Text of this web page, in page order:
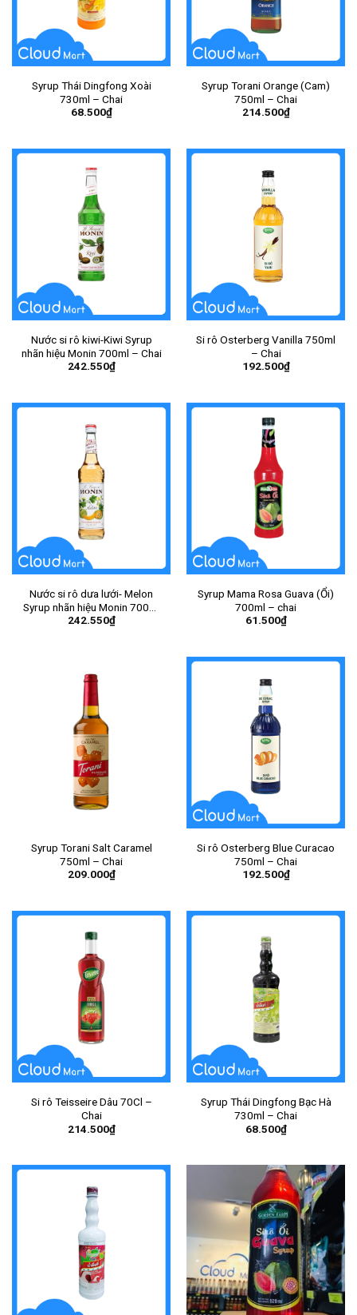
Syrup Thái Dingfong Xoài
730ml – Chai
68.500₫
Syrup Torani Orange (Cam)
750ml – Chai
214.500₫
Nước si rô kiwi-Kiwi Syrup
nhãn hiệu Monin 700ml – Chai
242.550₫
Si rô Osterberg Vanilla 750ml
– Chai
192.500₫
Nước si rô dưa lưới- Melon
Syrup nhãn hiệu Monin 700ml
– Chai
242.550₫
Syrup Mama Rosa Guava (Ổi)
700ml – chai
61.500₫
Syrup Torani Salt Caramel
750ml – Chai
209.000₫
Si rô Osterberg Blue Curacao
750ml – Chai
192.500₫
Si rô Teisseire Dâu 70Cl –
Chai
214.500₫
Syrup Thái Dingfong Bạc Hà
730ml – Chai
68.500₫